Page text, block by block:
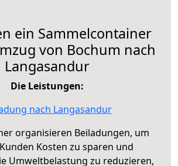
ein Sammelcontainer
von Bochum nach
Langasandur
Die Leistungen:
nach Langasandur
organisieren Beiladungen, um
Kosten zu sparen und
Umweltbelastung zu reduzieren,